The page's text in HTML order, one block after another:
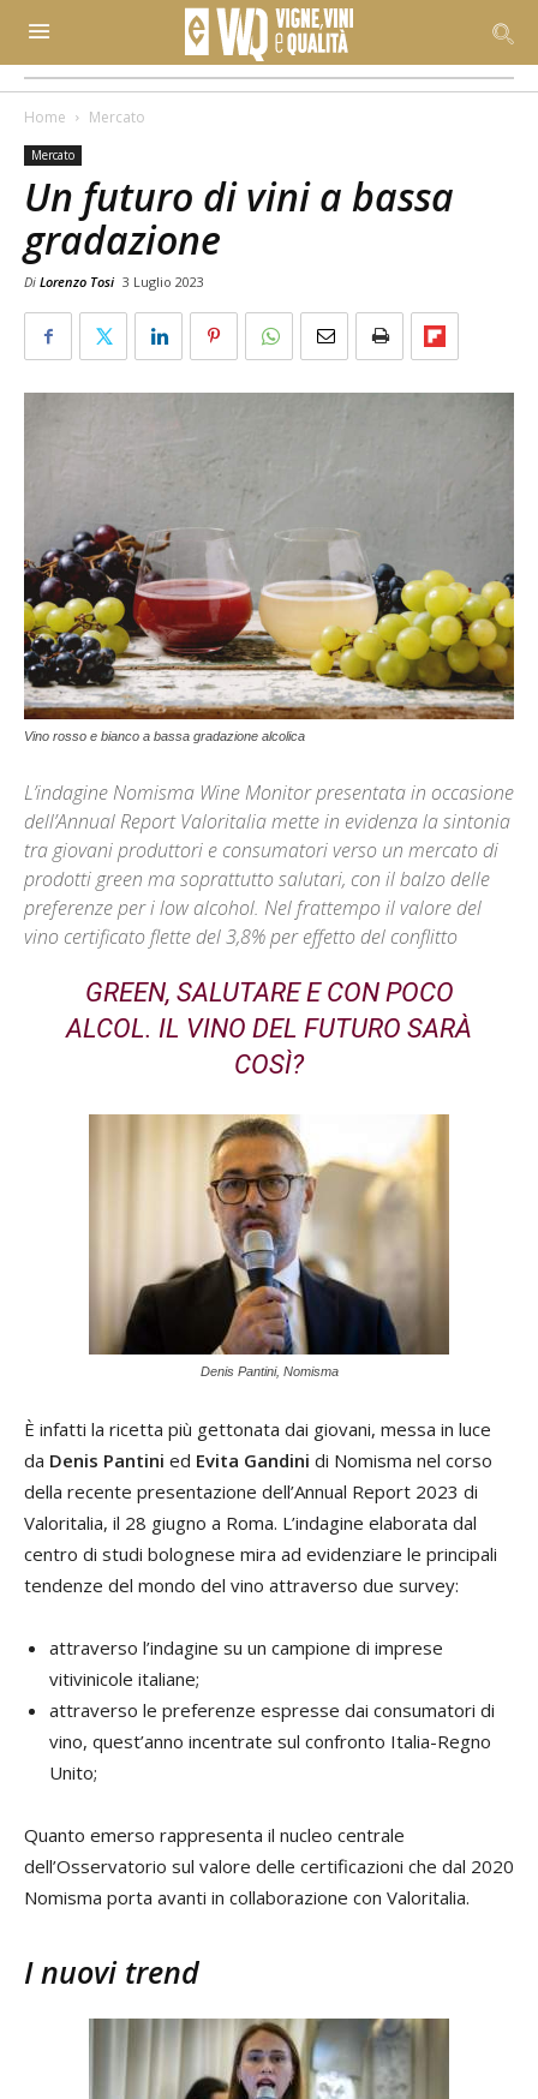
Home Mercato
Mercato
Un futuro di vini a bassa
gradazione
Di Lorenzo Tosi 3 Luglio 2023
Vino rosso e bianco a bassa gradazione alcolica
L’indagine Nomisma Wine Monitor presentata in occasione
dell’Annual Report Valoritalia mette in evidenza la sintonia
tra giovani produttori e consumatori verso un mercato di
prodotti green ma soprattutto salutari, con il balzo delle
preferenze per i low alcohol. Nel frattempo il valore del
vino certificato flette del 3,8% per effetto del conflitto
GREEN, SALUTARE E CON POCO
ALCOL. IL VINO DEL FUTURO SARÀ
COSÌ?
Denis Pantini, Nomisma
È infatti la ricetta più gettonata dai giovani, messa in luce
da Denis Pantini ed Evita Gandini di Nomisma nel corso
della recente presentazione dell’Annual Report 2023 di
Valoritalia, il 28 giugno a Roma. L’indagine elaborata dal
centro di studi bolognese mira ad evidenziare le principali
tendenze del mondo del vino attraverso due survey:
attraverso l’indagine su un campione di imprese
vitivinicole italiane;
attraverso le preferenze espresse dai consumatori di
vino, quest’anno incentrate sul confronto Italia-Regno
Unito;
Quanto emerso rappresenta il nucleo centrale
dell’Osservatorio sul valore delle certificazioni che dal 2020
Nomisma porta avanti in collaborazione con Valoritalia.
I nuovi trend